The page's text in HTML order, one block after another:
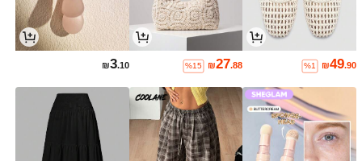
₪49.90
%1
₪27.88
%15
₪3.10